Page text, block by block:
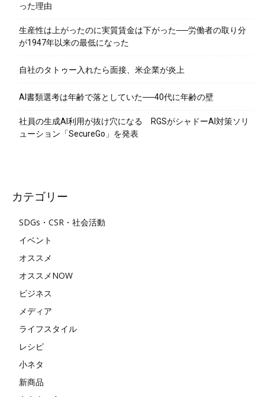
った理由
生産性は上がったのに実質賃金は下がった──労働者の取り分
が1947年以来の最低になった
自社のタトゥー入れたら面接、米企業が炎上
AI書類選考は年齢で落としていた──40代に年齢の壁
社員の生成AI利用が抜け穴になる RGSがシャドーAI対策ソリ
ューション「SecureGo」を発表
カテゴリー
SDGs・CSR・社会活動
イベント
オススメ
オススメNOW
ビジネス
メディア
ライフスタイル
レシピ
小ネタ
新商品